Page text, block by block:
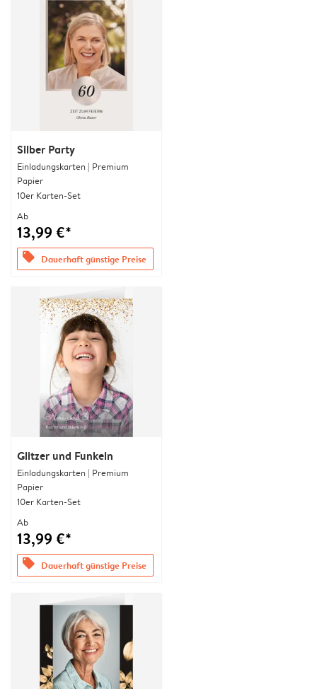
Silber Party
Einladungskarten | Premium
Papier
10er Karten-Set
Ab
13,99 €*
offers Dauerhaft günstige Preise
Glitzer und Funkeln
Einladungskarten | Premium
Papier
10er Karten-Set
Ab
13,99 €*
offers Dauerhaft günstige Preise